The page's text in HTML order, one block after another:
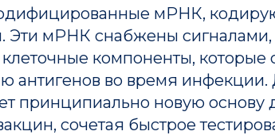
мРНК,
Эти мРНК снабжены сигналами,
компоненты, которые
антигенов во время
принципиально новую основу
сочетая быстрое